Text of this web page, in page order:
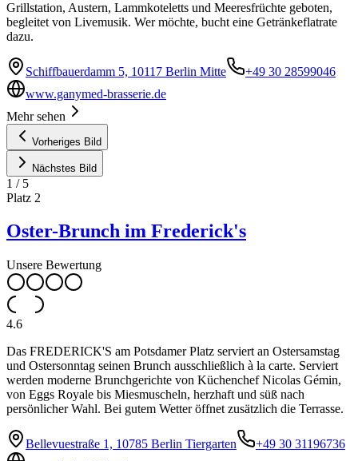
Grillstation, Austern, Lammkoteletts und Meeresfrüchte geboten,
begleitet von Livemusik. Wer möchte, bucht eine Getränkeflatrate
dazu.
Schiffbauerdamm 5, 10117 Berlin Mitte
+49 30 28599046
www.ganymed-brasserie.de
Mehr sehen
Vorheriges Bild
Nächstes Bild
1 / 5
Platz 2
Oster-Brunch im Frederick's
Unsere Bewertung
4.6
Das FREDERICK'S am Potsdamer Platz serviert an Ostersamstag
und Ostersonntag seinen Brunch ausschließlich à la carte. Serviert
werden moderne Brunchgerichte von Küchenchef Nicolas Gémin,
von Eggs Royale bis Miesmuscheln, herzhaft und süß nach
persönlicher Wahl. Bei gutem Wetter öffnet zusätzlich die Terrasse.
Bellevuestraße 1, 10785 Berlin Tiergarten
+49 30 31196736